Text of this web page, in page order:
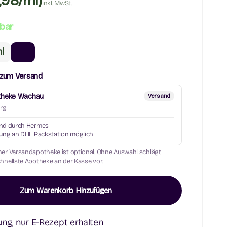
inkl. MwSt.
Versand
Wachau Versand
durch Hermes
an DHL Packstation möglich
Versandapotheke ist optional. Ohne Auswahl schlägt
Apotheke an der Kasse vor.
Zum Warenkorb Hinzufügen
nur E-Rezept erhalten